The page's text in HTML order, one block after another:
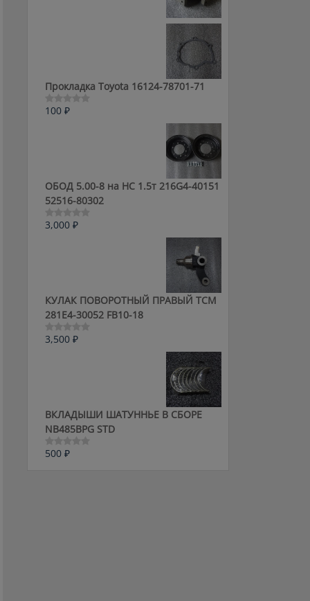
Прокладка Toyota 16124-78701-71
Оценка
100 ₽
ОБОД 5.00-8 на HC 1.5т 216G4-40151
52516-80302
Оценка
3,000 ₽
КУЛАК ПОВОРОТНЫЙ ПРАВЫЙ ТСМ
281E4-30052 FB10-18
Оценка
3,500 ₽
ВКЛАДЫШИ ШАТУННЬЕ В СБОРЕ
NB485BPG STD
Оценка
500 ₽